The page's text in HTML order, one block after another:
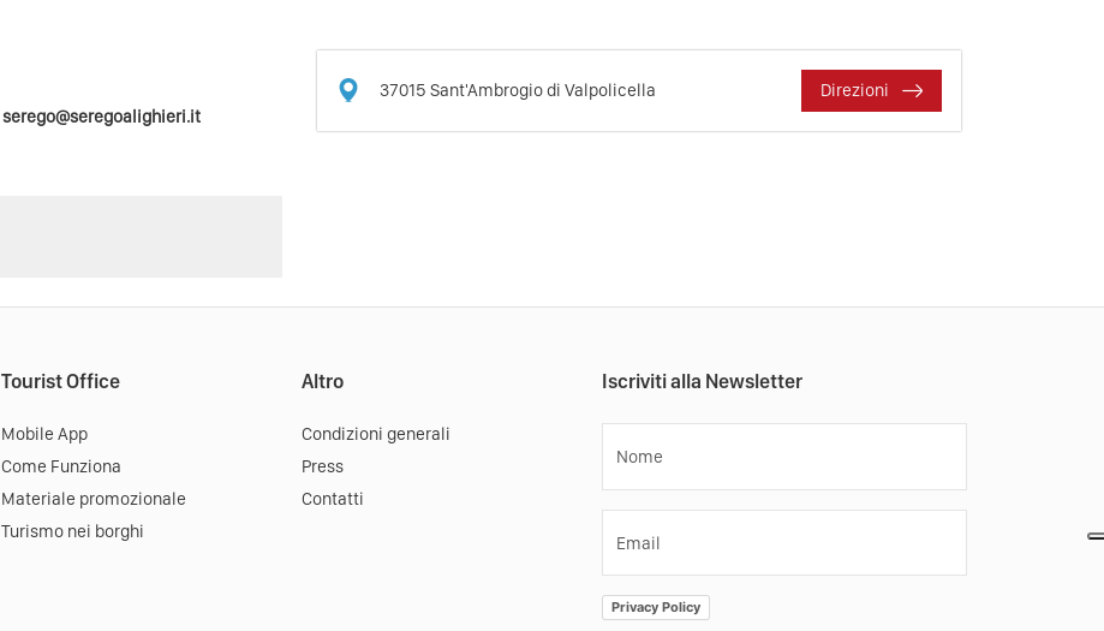
serego@seregoalighieri.it
37015 Sant'Ambrogio di Valpolicella Direzioni
Tourist Office
Mobile App
Come Funziona
Materiale promozionale
Turismo nei borghi
Altro
Condizioni generali
Press
Contatti
Iscriviti alla Newsletter
Nome
Email
Privacy Policy